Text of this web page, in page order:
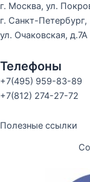
г. Москва, ул.
г. Санкт-Петербург,
ул. Очаковская, д.7А
Телефоны
+7(495) 959-83-89
+7(812) 274-27-72
Полезные ссылки